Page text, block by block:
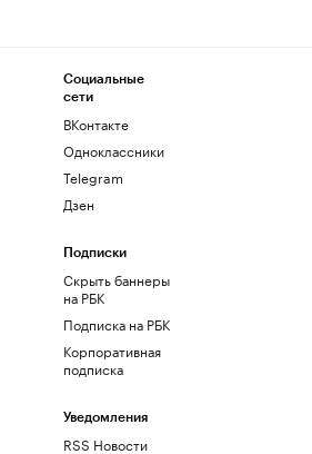
Социальные
сети
ВКонтакте
Одноклассники
Telegram
Дзен
Подписки
Скрыть баннеры
на РБК
Подписка на РБК
Корпоративная
подписка
Уведомления
RSS Новости